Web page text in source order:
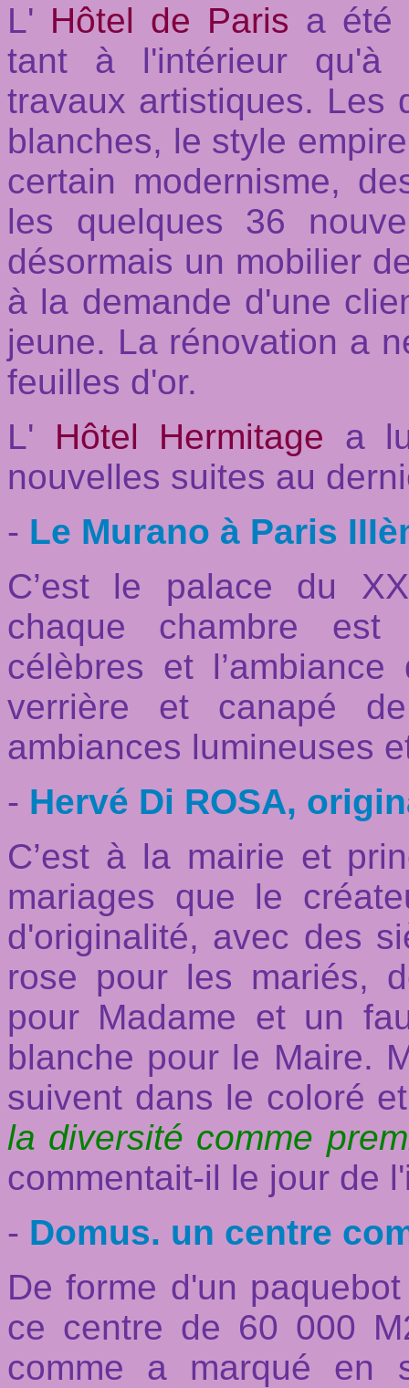
L' Hôtel de Paris a été
tant à l'intérieur qu'à
travaux artistiques. Les
blanches, le style
certain modernisme,
les quelques 36
désormais un mobilier
à la demande d'une
jeune. La rénovation a
feuilles d'or.
L' Hôtel Hermitage a
nouvelles suites au
- Le Murano à Paris
C’est le palace du
chaque chambre
célèbres et
verrière et canapé
ambiances lumineuses
- Hervé Di ROSA,
C’est à la mairie et
mariages que le
d'originalité, avec des
rose pour les mariés,
pour Madame et un
blanche pour le Maire.
suivent dans le coloré
la diversité comme
commentait-il le jour de
- Domus. un centre
De forme d'un
ce centre de 60 000
comme a marqué en